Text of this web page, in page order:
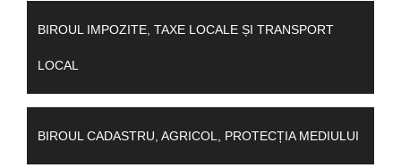
BIROUL IMPOZITE, TAXE LOCALE ȘI TRANSPORT
LOCAL
BIROUL CADASTRU, AGRICOL, PROTECȚIA MEDIULUI